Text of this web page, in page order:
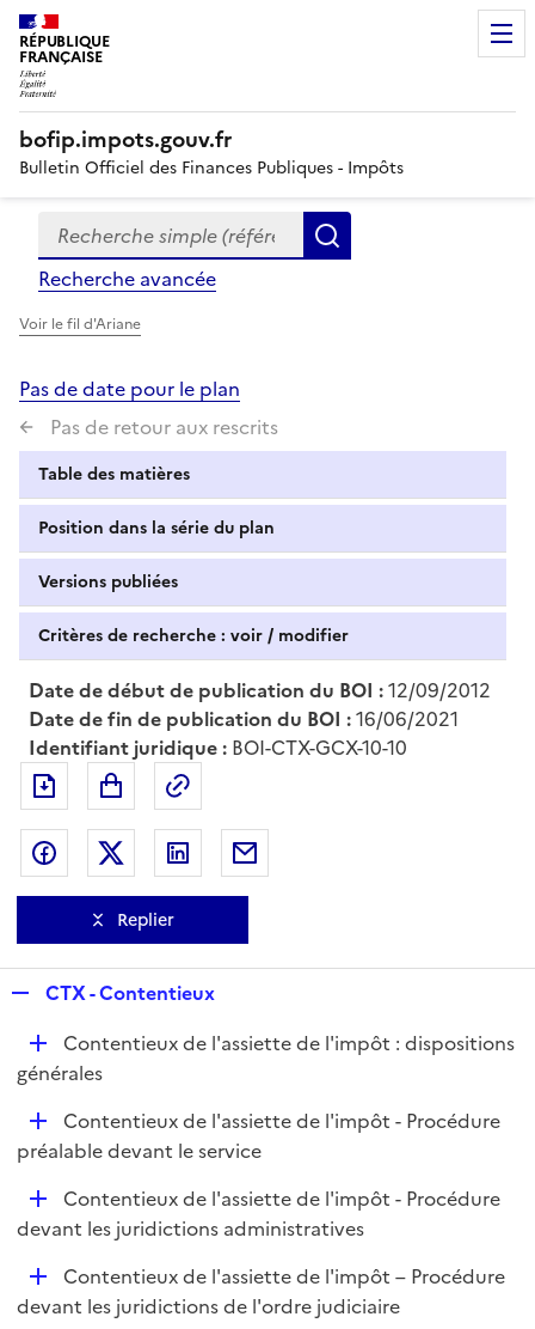
RÉPUBLIQUE
FRANÇAISE
bofip.impots.gouv.fr
Bulletin Officiel des Finances Publiques - Impôts
Formulaire
de
recherche
Recherche simple (références, mots clés, partie du
Recherche avancée
Voir le fil d'Ariane
Pas de date pour le plan
Pas de retour aux rescrits
Table des matières
Position dans la série du plan
Versions publiées
Critères de recherche : voir / modifier
Date de début de publication du BOI :12/09/2012
Date de fin de publication du BOI :16/06/2021
Identifiant juridique : BOI-CTX-GCX-10-10
Exporter le document au format pdf
Partager sur Facebook
Partager sur Twitter
Partager sur LinkedIn
Replier
p
l
i
e
r
CTX - Contentieux
D
é
i
Contentieux de l'assiette de l'impôt : dispositions
générales
D
é
i
Contentieux de l'assiette de l'impôt - Procédure
préalable devant le service
D
é
i
Contentieux de l'assiette de l'impôt - Procédure
devant les juridictions administratives
D
é
Contentieux de l'assiette de l'impôt – Procédure
devant les juridictions de l'ordre judiciaire